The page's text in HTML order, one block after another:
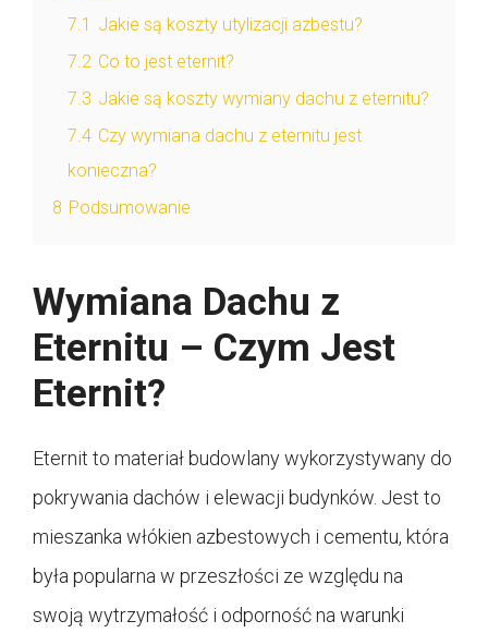
7.1 Jakie są koszty utylizacji azbestu?
7.2 Co to jest eternit?
7.3 Jakie są koszty wymiany dachu z eternitu?
7.4 Czy wymiana dachu z eternitu jest
konieczna?
8 Podsumowanie
Wymiana Dachu z
Eternitu – Czym Jest
Eternit?
Eternit to materiał budowlany wykorzystywany do
pokrywania dachów i elewacji budynków. Jest to
mieszanka włókien azbestowych i cementu, która
była popularna w przeszłości ze względu na
swoją wytrzymałość i odporność na warunki